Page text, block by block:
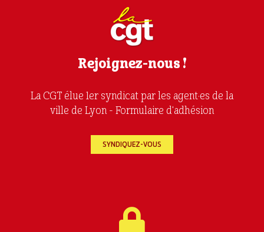
Rejoignez-nous !
La CGT élue 1er syndicat par les agent·es de la
ville de Lyon - Formulaire d'adhésion
SYNDIQUEZ-VOUS